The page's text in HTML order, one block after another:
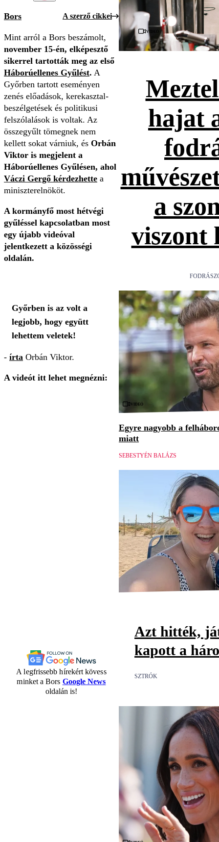
Bors A szerző cikkei
Mint arról a Bors beszámolt,
november 15-én, elképesztő
sikerrel tartották meg az első
Háborúellenes Gyűlést. A
Győrben tartott eseményen
zenés előadások, kerekasztal-
beszélgetések és politikusi
felszólalások is voltak. Az
összegyűlt tömegnek nem
kellett sokat várniuk, és Orbán
Viktor is megjelent a
Háborúellenes Gyűlésen, ahol
Váczi Gergő kérdezhette a
miniszterelnököt.
A kormányfő most hétvégi
gyűléssel kapcsolatban most
egy újabb videóval
jelentkezett a közösségi
oldalán.
Győrben is az volt a
legjobb, hogy együtt
lehettem veletek!
- írta Orbán Viktor.
A videót itt lehet megnézni:
A legfrissebb hírekért kövess
minket a Bors Google News
oldalán is!
Videó
hajat
a
viszont
Videó
Egyre nagyobb a
miatt
SEBESTYÉN BALÁZS
Azt hitték,
kapott a
SZTRÓK